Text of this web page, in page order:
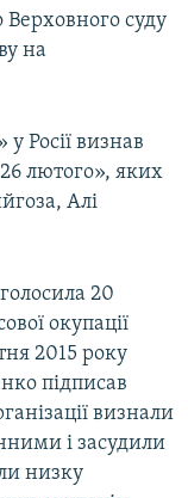
Верховного суду
на
Росії визнав
лютого», яких
Алі
20
окупації
2015 року
підписав
визнали
і засудили
низку